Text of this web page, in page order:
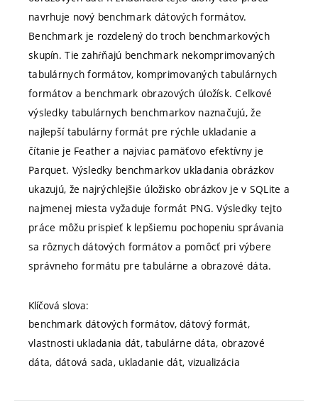
navrhuje nový benchmark dátových formátov.
Benchmark je rozdelený do troch benchmarkových
skupín. Tie zahŕňajú benchmark nekomprimovaných
tabulárnych formátov, komprimovaných tabulárnych
formátov a benchmark obrazových úložísk. Celkové
výsledky tabulárnych benchmarkov naznačujú, že
najlepší tabulárny formát pre rýchle ukladanie a
čítanie je Feather a najviac pamäťovo efektívny je
Parquet. Výsledky benchmarkov ukladania obrázkov
ukazujú, že najrýchlejšie úložisko obrázkov je v SQLite a
najmenej miesta vyžaduje formát PNG. Výsledky tejto
práce môžu prispieť k lepšiemu pochopeniu správania
sa rôznych dátových formátov a pomôcť pri výbere
správneho formátu pre tabulárne a obrazové dáta.
Klíčová slova:
benchmark dátových formátov, dátový formát,
vlastnosti ukladania dát, tabulárne dáta, obrazové
dáta, dátová sada, ukladanie dát, vizualizácia